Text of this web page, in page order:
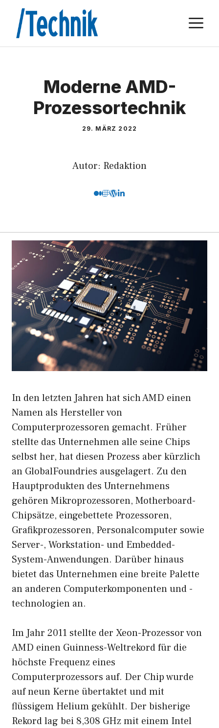
Inhalt
springen
Moderne AMD-
Prozessortechnik
29. MÄRZ 2022
Autor: Redaktion
In den letzten Jahren hat sich AMD einen
Namen als Hersteller von
Computerprozessoren gemacht. Früher
stellte das Unternehmen alle seine Chips
selbst her, hat diesen Prozess aber kürzlich
an GlobalFoundries ausgelagert. Zu den
Hauptprodukten des Unternehmens
gehören Mikroprozessoren, Motherboard-
Chipsätze, eingebettete Prozessoren,
Grafikprozessoren, Personalcomputer sowie
Server-, Workstation- und Embedded-
System-Anwendungen. Darüber hinaus
bietet das Unternehmen eine breite Palette
an anderen Computerkomponenten und -
technologien an.
Im Jahr 2011 stellte der Xeon-Prozessor von
AMD einen Guinness-Weltrekord für die
höchste Frequenz eines
Computerprozessors auf. Der Chip wurde
auf neun Kerne übertaktet und mit
flüssigem Helium gekühlt. Der bisherige
Rekord lag bei 8,308 GHz mit einem Intel